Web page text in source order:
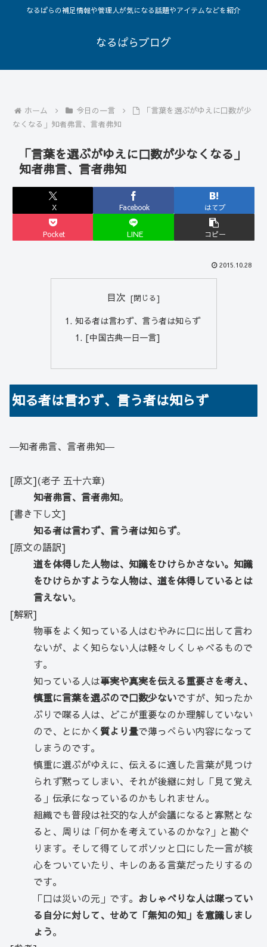
なるぱらの補足情報や管理人が気になる話題やアイテムなどを紹介
なるぱらブログ
ホーム 今日の一言
「言葉を選ぶがゆえに口数が少
なくなる」知者弗言、言者弗知
「言葉を選ぶがゆえに口数が少なくなる」
知者弗言、言者弗知
X Facebook はてブ
Pocket LINE コピー
2015.10.28
目次
知る者は言わず、言う者は知らず
[中国古典一日一言]
知る者は言わず、言う者は知らず
―知者弗言、言者弗知―
[原文](老子 五十六章)
知者弗言、言者弗知。
[書き下し文]
知る者は言わず、言う者は知らず。
[原文の語訳]
道を体得した人物は、知識をひけらかさない。知識
をひけらかすような人物は、道を体得しているとは
言えない。
[解釈]
物事をよく知っている人はむやみに口に出して言わ
ないが、よく知らない人は軽々しくしゃべるもので
す。
知っている人は事実や真実を伝える重要さを考え、
慎重に言葉を選ぶので口数少ないですが、知ったか
ぶりで喋る人は、どこが重要なのか理解していない
ので、とにかく 質より量で薄っぺらい内容になって
しまうのです。
慎重に選ぶがゆえに、伝えるに適した言葉が見つけ
られず黙ってしまい、それが後継に対し「見て覚え
る」伝承になっているのかもしれません。
組織でも普段は社交的な人が会議になると寡黙とな
ると、周りは「何かを考えているのかな?」と勘ぐ
ります。そして得てしてボソッと口にした一言が核
心をついていたり、キレのある言葉だったりするの
です。
「口は災いの元」です。 おしゃべりな人は喋ってい
る自分に対して、せめて「無知の知」を意識しまし
ょう。